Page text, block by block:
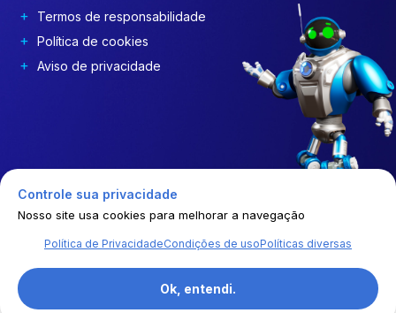
Termos de responsabilidade
Política de cookies
Aviso de privacidade
Controle sua privacidade
Nosso site usa cookies para melhorar a navegação
Política de PrivacidadeCondições de usoPolíticas diversas
Ok, entendi.